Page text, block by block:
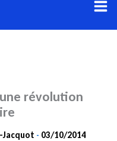
révolution
- 03/10/2014